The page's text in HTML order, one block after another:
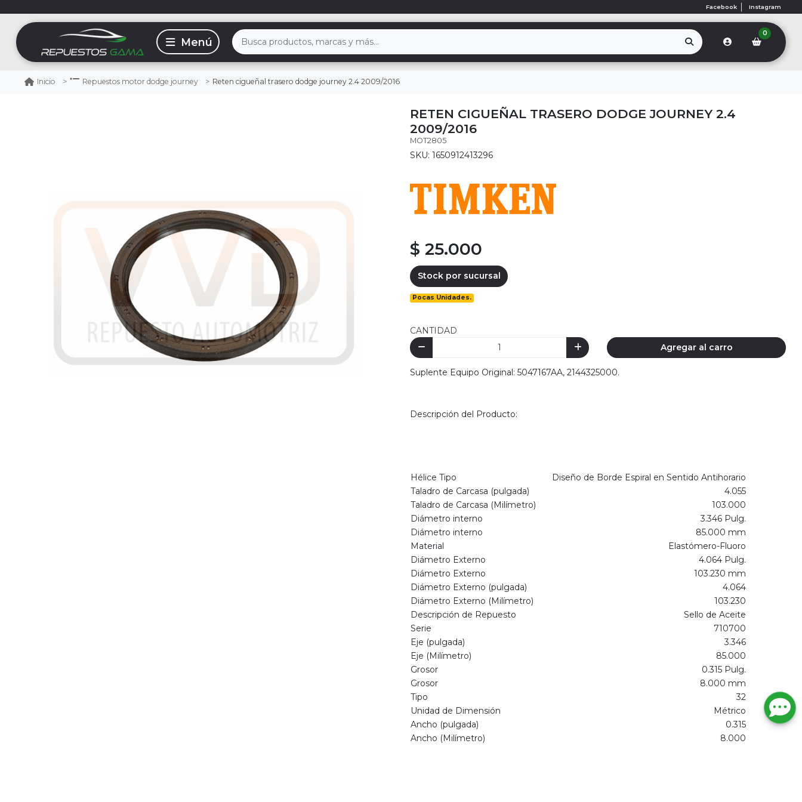
Facebook Instagram
0
Inicio Repuestos motor dodge journey Reten cigueñal trasero dodge journey 2.4 2009/2016
RETEN CIGUEÑAL TRASERO DODGE JOURNEY 2.4
2009/2016
MOT2805
SKU: 1650912413296
$ 25.000
Stock por sucursal
Pocas Unidades.
CANTIDAD
Agregar al carro
Suplente Equipo Original: 5047167AA, 2144325000.
Descripción del Producto:
Hélice Tipo
Diseño de Borde Espiral en Sentido Antihorario
Taladro de Carcasa (pulgada)
4.055
Taladro de Carcasa (Milímetro)
103.000
Diámetro interno
3.346 Pulg.
Diámetro interno
85.000 mm
Material
Elastómero-Fluoro
Diámetro Externo
4.064 Pulg.
Diámetro Externo
103.230 mm
Diámetro Externo (pulgada)
4.064
Diámetro Externo (Milímetro)
103.230
Descripción de Repuesto
Sello de Aceite
Serie
710700
Eje (pulgada)
3.346
Eje (Milímetro)
85.000
Grosor
0.315 Pulg.
Grosor
8.000 mm
Tipo
32
Unidad de Dimensión
Métrico
Ancho (pulgada)
0.315
Ancho (Milímetro)
8.000